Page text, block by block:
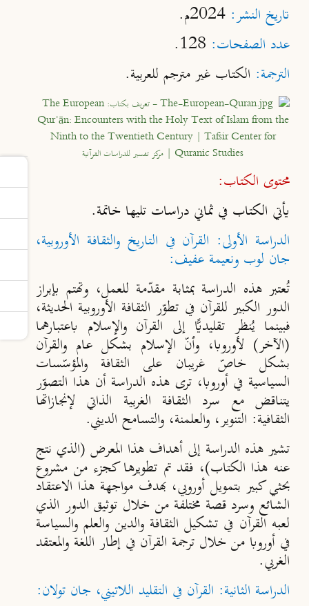
تاريخ النشر: 2024م.
عدد الصفحات:
128.
الترجمة: الكتاب غير مترجم للعربية.
محتوى الكتاب:
يأتي الكتاب في ثماني دراسات تليها خاتمة.
الدراسة الأولى: القرآن في التاريخ والثقافة الأوروبية،
جان لوب ونعيمة عفيف:
تُعتبر هذه الدراسة بمثابة مقدّمة للعمل، وتهتم بإبراز
الدور الكبير للقرآن في تطوّر الثقافة الأوروبية الحديثة،
فبينما يُنظر تقليديًّا إلى القرآن والإسلام باعتبارهما
(الآخر) لأوروبا، وأنّ الإسلام بشكل عام والقرآن
بشكل خاصّ غريبان على الثقافة والمؤسّسات
السياسية في أوروبا، ترى هذه الدراسة أن هذا التصوّر
يتناقض مع سرد الثقافة الغربية الذاتي لإنجازاتها
الثقافية: التنوير، والعلمنة، والتسامح الديني.
تشير هذه الدراسة إلى أهداف هذا المعرض (الذي نتج
عنه هذا الكتاب)، فقد تم تطويرها كجزء من مشروع
بحثي كبير بتمويل أوروبي، بهدف مواجهة هذا الاعتقاد
الشائع وسرد قصة مختلفة من خلال توثيق الدور الذي
لعبه القرآن في تشكيل الثقافة والدين والعلم والسياسة
في أوروبا من خلال ترجمة القرآن في إطار اللغة والمعتقد
الغربي.
الدراسة الثانية: القرآن في التقليد اللاتيني، جان تولان: